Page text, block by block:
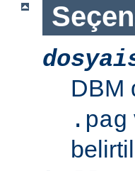
DBM
.pag